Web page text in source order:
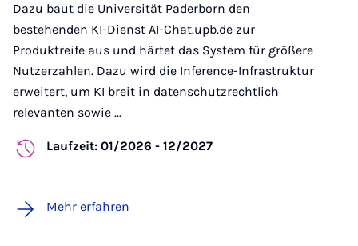
Dazu baut die Universität Paderborn den
bestehenden KI-Dienst AI-Chat.upb.de zur
Produktreife aus und härtet das System für größere
Nutzerzahlen. Dazu wird die Inference-Infrastruktur
erweitert, um KI breit in datenschutzrechtlich
relevanten sowie ...
Laufzeit: 01/2026 - 12/2027
Mehr erfahren